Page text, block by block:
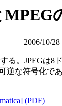
MPEG
2006/10/
る。JPEG
な符号化で
(PDF)